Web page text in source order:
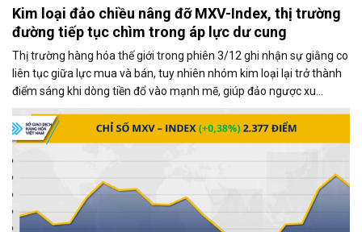
Kim loại đảo chiều nâng đỡ MXV-Index, thị trường
đường tiếp tục chìm trong áp lực dư cung
Thị trường hàng hóa thế giới trong phiên 3/12 ghi nhận sự giằng co
liên tục giữa lực mua và bán, tuy nhiên nhóm kim loại lại trở thành
điểm sáng khi dòng tiền đổ vào mạnh mẽ, giúp đảo ngược xu
hướng và kéo MXV-Index tăng gần 0,4%, đạt 2.377 điểm tại thời
điểm đóng cửa.